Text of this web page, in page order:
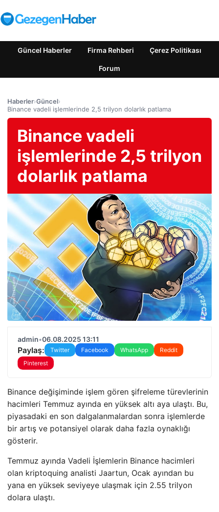
Güncel Haberler Firma Rehberi Çerez Politikası
Forum
Haberler›Güncel›
Binance vadeli işlemlerinde 2,5 trilyon dolarlık patlama
Binance vadeli
işlemlerinde 2,5 trilyon
dolarlık patlama
admin•06.08.2025 13:11
Paylaş: Twitter Facebook WhatsApp
Reddit
Pinterest
Binance değişiminde işlem gören şifreleme türevlerinin
hacimleri Temmuz ayında en yüksek altı aya ulaştı. Bu,
piyasadaki en son dalgalanmalardan sonra işlemlerde
bir artış ve potansiyel olarak daha fazla oynaklığı
gösterir.
Temmuz ayında Vadeli İşlemlerin Binance hacimleri
olan kriptoquing analisti Jaartun, Ocak ayından bu
yana en yüksek seviyeye ulaşmak için 2.55 trilyon
dolara ulaştı.